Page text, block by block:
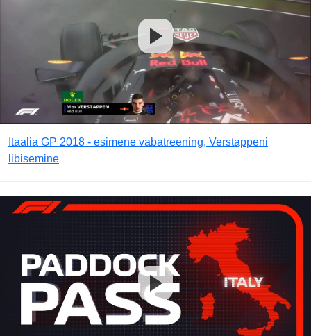
Itaalia GP 2018 - esimene vabatreening, Verstappeni
libisemine